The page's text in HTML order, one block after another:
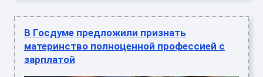
В Госдуме предложили признать
материнство полноценной профессией с
зарплатой